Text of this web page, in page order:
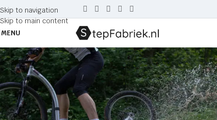
Skip to navigation
Skip to main content
MENU
Tag Archives: driewielersteps
Home Posts Tagged "driewielersteps"